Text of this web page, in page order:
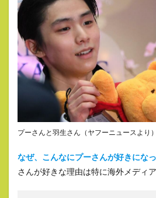
プーさんと羽生さん（ヤフーニュースより）
なぜ、こんなにプーさんが好きにな
さんが好きな理由は特に海外メディ